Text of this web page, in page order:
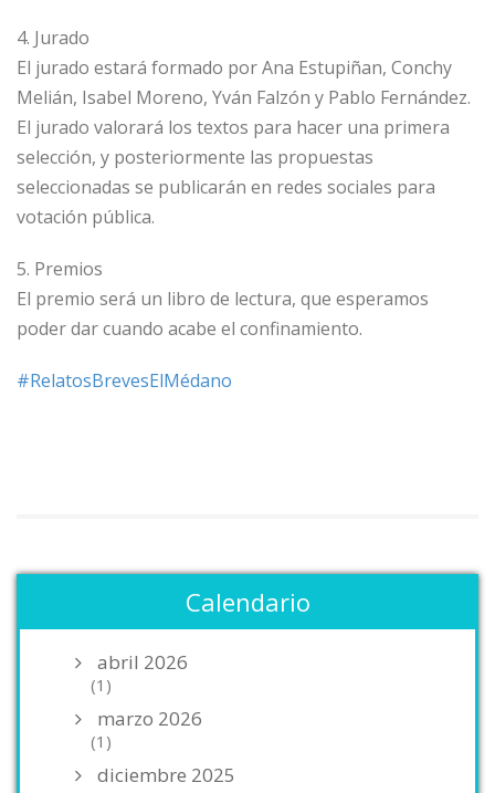
4. Jurado
El jurado estará formado por Ana Estupiñan, Conchy
Melián, Isabel Moreno, Yván Falzón y Pablo Fernández.
El jurado valorará los textos para hacer una primera
selección, y posteriormente las propuestas
seleccionadas se publicarán en redes sociales para
votación pública.
5. Premios
El premio será un libro de lectura, que esperamos
poder dar cuando acabe el confinamiento.
#RelatosBrevesElMédano
Calendario
abril 2026
(1)
marzo 2026
(1)
diciembre 2025